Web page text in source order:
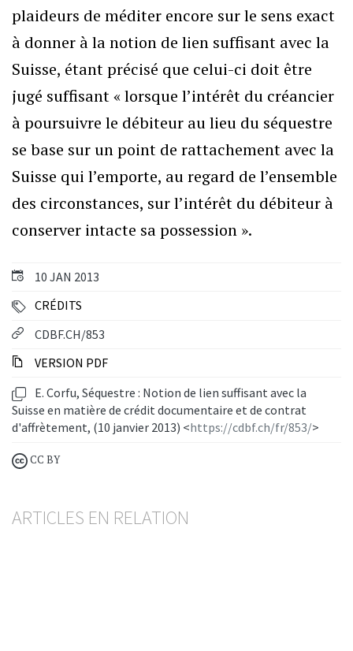
10 JAN 2013
CRÉDITS
CDBF.CH/853
VERSION PDF
E. Corfu, Séquestre : Notion de lien suffisant avec la
Suisse en matière de crédit documentaire et de contrat
d'affrètement, (10 janvier 2013) <https://cdbf.ch/fr/853/>
CC BY
ARTICLES EN RELATION
plaideurs de méditer encore sur le sens exact
à donner à la notion de lien suffisant avec la
Suisse, étant précisé que celui-ci doit être
jugé suffisant « lorsque l’intérêt du créancier
à poursuivre le débiteur au lieu du séquestre
se base sur un point de rattachement avec la
Suisse qui l’emporte, au regard de l’ensemble
des circonstances, sur l’intérêt du débiteur à
conserver intacte sa possession ».